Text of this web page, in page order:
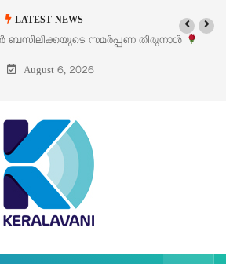
LATEST NEWS
‘പെറ്റൽസ്’ ലൈഫ് സ്റ്റൈൽ എക്സിബിഷനും
August 6, 2026